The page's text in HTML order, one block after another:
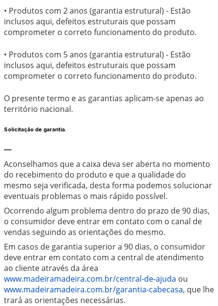
• Produtos com 2 anos (garantia estrutural) - Estão
inclusos aqui, defeitos estruturais que possam
comprometer o correto funcionamento do produto.
• Produtos com 5 anos (garantia estrutural) - Estão
inclusos aqui, defeitos estruturais que possam
comprometer o correto funcionamento do produto.
O presente termo e as garantias aplicam-se apenas ao
território nacional.
Solicitação de garantia.
Aconselhamos que a caixa deva ser aberta no momento
do recebimento do produto e que a qualidade do
mesmo seja verificada, desta forma podemos solucionar
eventuais problemas o mais rápido possível.
Ocorrendo algum problema dentro do prazo de 90 dias,
o consumidor deve entrar em contato com o canal de
vendas seguindo as orientações do mesmo.
Em casos de garantia superior a 90 dias, o consumidor
deve entrar em contato com a central de atendimento
ao cliente através da área
www.madeiramadeira.com.br/central-de-ajuda ou
www.madeiramadeira.com.br/garantia-cabecasa, que lhe
trará as orientações necessárias.